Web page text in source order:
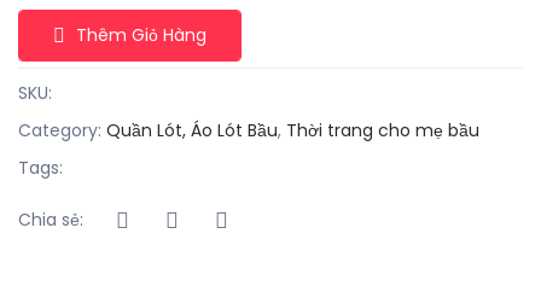
Thêm Giỏ Hàng
SKU:
Category: Quần Lót, Áo Lót Bầu, Thời trang cho mẹ bầu
Tags:
Chia sẻ: